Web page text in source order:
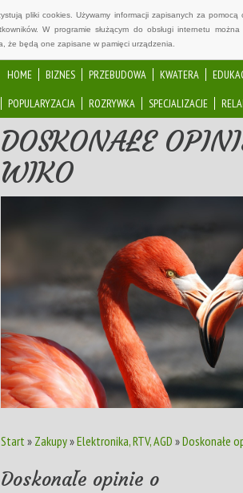
pliki cookies. Używamy informacji zapisanych za
W programie służącym do obsługi internetu
że będą one zapisane w pamięci urządzenia.
HOME BIZNES PRZEBUDOWA KWATERA
POPULARYZACJA
ROZRYWKA SPECJALIZACJE
DOSKONAŁE
WIKO
Start » Zakupy»Elektronika, RTV, AGD »Doskonałe
Doskonałe opinie o